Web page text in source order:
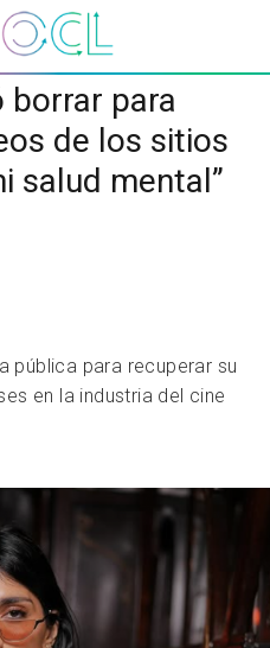
borrar para
de los sitios
salud mental”
pública para recuperar su
en la industria del cine